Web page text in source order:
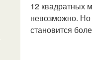
12 квадратных
невозможно. Но
становится